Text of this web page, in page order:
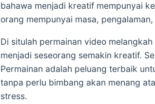
bahawa menjadi kreatif mempunyai
orang mempunyai masa,
Di situlah permainan video
menjadi seseorang semakin kreatif.
Permainan adalah peluang terbaik
tanpa perlu bimbang akan menang
stress.